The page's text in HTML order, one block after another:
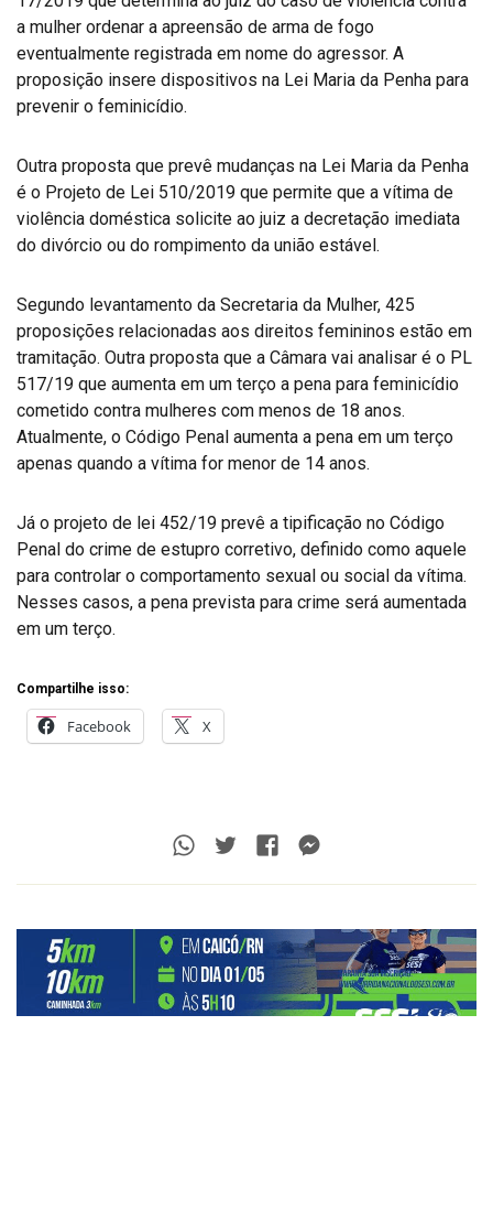
a mulher ordenar a apreensão de arma de fogo
eventualmente registrada em nome do agressor. A
proposição insere dispositivos na Lei Maria da Penha para
prevenir o feminicídio.
Outra proposta que prevê mudanças na Lei Maria da Penha
é o Projeto de Lei 510/2019 que permite que a vítima de
violência doméstica solicite ao juiz a decretação imediata
do divórcio ou do rompimento da união estável.
Segundo levantamento da Secretaria da Mulher, 425
proposições relacionadas aos direitos femininos estão em
tramitação. Outra proposta que a Câmara vai analisar é o PL
517/19 que aumenta em um terço a pena para feminicídio
cometido contra mulheres com menos de 18 anos.
Atualmente, o Código Penal aumenta a pena em um terço
apenas quando a vítima for menor de 14 anos.
Já o projeto de lei 452/19 prevê a tipificação no Código
Penal do crime de estupro corretivo, definido como aquele
para controlar o comportamento sexual ou social da vítima.
Nesses casos, a pena prevista para crime será aumentada
em um terço.
Compartilhe isso:
Facebook X
Whatsapp
TwitterFacebook